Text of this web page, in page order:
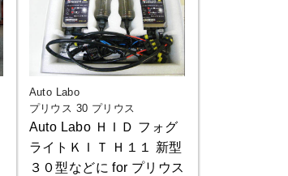
Auto Labo
プリウス 30 プリウス
Auto Labo ＨＩＤ フォグ
ライトＫＩＴ Ｈ１１ 新型
３０型などに for プリウス